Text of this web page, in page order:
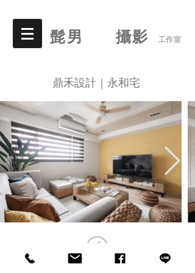
髭男 攝影 工作室
鼎禾設計｜永和宅
© 2015 by 髭男攝影工作室. All Rights Reserved.